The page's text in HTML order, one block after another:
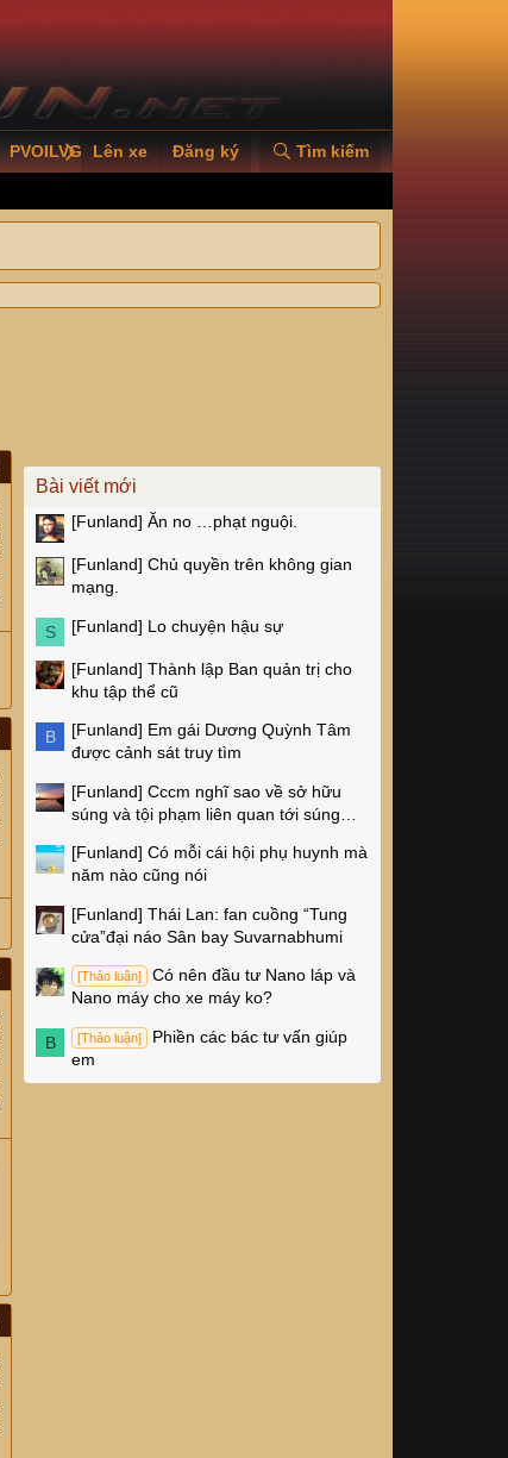
PVOILVGC2026
Lên xe Đăng ký Tìm kiếm
Bài viết mới
[Funland] Ăn no …phạt nguội.
[Funland] Chủ quyền trên không gian
mạng.
S [Funland] Lo chuyện hậu sự
[Funland] Thành lập Ban quản trị cho
khu tập thể cũ
B [Funland] Em gái Dương Quỳnh Tâm
được cảnh sát truy tìm
[Funland] Cccm nghĩ sao về sở hữu
súng và tội phạm liên quan tới súng
[Funland] Có mỗi cái hội phụ huynh mà
năm nào cũng nói
[Funland] Thái Lan: fan cuồng “Tung
cửa”đại náo Sân bay Suvarnabhumi
[Thảo luận]
Có nên đầu tư Nano láp và
Nano máy cho xe máy ko?
B [Thảo luận]
Phiền các bác tư vấn giúp
em